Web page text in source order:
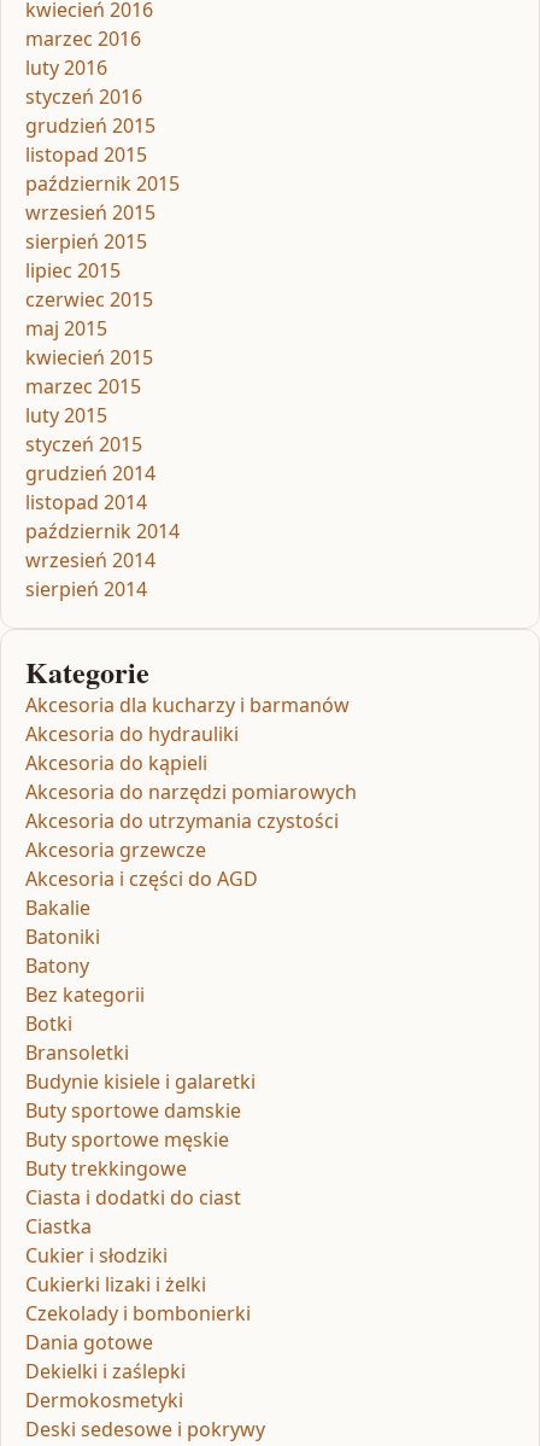
kwiecień 2016
marzec 2016
luty 2016
styczeń 2016
grudzień 2015
listopad 2015
październik 2015
wrzesień 2015
sierpień 2015
lipiec 2015
czerwiec 2015
maj 2015
kwiecień 2015
marzec 2015
luty 2015
styczeń 2015
grudzień 2014
listopad 2014
październik 2014
wrzesień 2014
sierpień 2014
Kategorie
Akcesoria dla kucharzy i barmanów
Akcesoria do hydrauliki
Akcesoria do kąpieli
Akcesoria do narzędzi pomiarowych
Akcesoria do utrzymania czystości
Akcesoria grzewcze
Akcesoria i części do AGD
Bakalie
Batoniki
Batony
Bez kategorii
Botki
Bransoletki
Budynie kisiele i galaretki
Buty sportowe damskie
Buty sportowe męskie
Buty trekkingowe
Ciasta i dodatki do ciast
Ciastka
Cukier i słodziki
Cukierki lizaki i żelki
Czekolady i bombonierki
Dania gotowe
Dekielki i zaślepki
Dermokosmetyki
Deski sedesowe i pokrywy